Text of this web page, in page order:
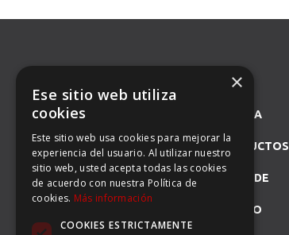
SOMOS ESPECIALISTAS EN LA
REPRESENTACIÓN DE PRODUCTOS
DE GOLF Y DISTRIBUIDORES DE
MARCAS DE PRESTIGIO COMO
×
Ese sitio web utiliza
cookies
Este sitio web usa cookies para mejorar la
experiencia del usuario. Al utilizar nuestro
sitio web, usted acepta todas las cookies
de acuerdo con nuestra Política de
cookies. Más información
COOKIES ESTRICTAMENTE